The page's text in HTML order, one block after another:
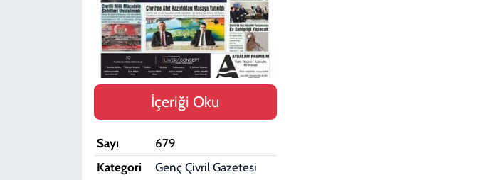
İçeriği Oku
Sayı
679
Kategori
Genç Çivril Gazetesi